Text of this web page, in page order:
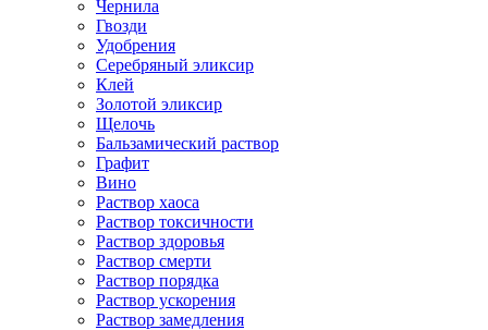
Чернила
Гвозди
Удобрения
Серебряный эликсир
Клей
Золотой эликсир
Щелочь
Бальзамический раствор
Графит
Вино
Раствор хаоса
Раствор токсичности
Раствор здоровья
Раствор смерти
Раствор порядка
Раствор ускорения
Раствор замедления